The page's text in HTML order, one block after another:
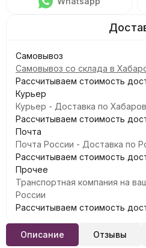
Самовывоз
Самовывоз со склада в
Рассчитываем стоимость
Курьер
Курьер - Доставка по
Рассчитываем стоимость
Почта
Почта России - Доставка по
Рассчитываем стоимость
Прочее
Транспортная компания на
России
Рассчитываем стоимость
Описание Отзывы